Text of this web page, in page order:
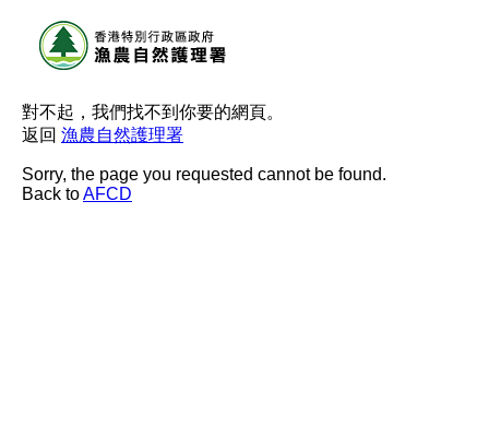
對不起，我們找不到你要的網頁。
返回 漁農自然護理署
Sorry, the page you requested cannot be found.
Back toAFCD